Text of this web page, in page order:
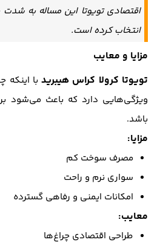
اقتصادی تویوتا این مساله به شدت
انتخاب کرده است.
مزایا و معایب
تویوتا کرولا کراس هیبریدبا اینکه
ویژگی‌هایی دارد که باعث می‌شود
باشد.
مزایا:
مصرف سوخت کم
سواری نرم و راحت
امکانات ایمنی و رفاهی گسترده
معایب:
طراحی اقتصادی چراغ‌ها